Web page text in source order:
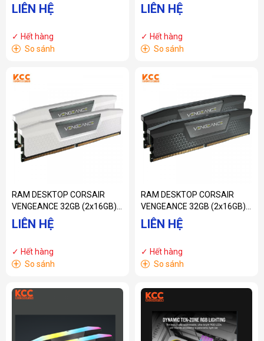
Heatspreader C34 32GB
(2x16GB) 7000 MHz DDR5
LIÊN HỆ
✓ Hết hàng
+ So sánh
(2x16GB) DDR5 DRAM
5200MHz C40
LIÊN HỆ
✓ Hết hàng
+ So sánh
RAM DESKTOP CORSAIR
VENGEANCE 32GB (2x16GB)
DDR5 DRAM 5600MHz C36 -
White
LIÊN HỆ
✓ Hết hàng
+ So sánh
RAM DESKTOP CORSAIR
VENGEANCE 32GB (2x16GB)
DDR5 DRAM 6800MHz C40 -
Black
LIÊN HỆ
✓ Hết hàng
+ So sánh